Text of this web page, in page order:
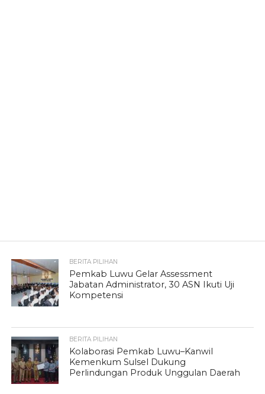
BERITA PILIHAN
Pemkab Luwu Gelar Assessment
Jabatan Administrator, 30 ASN Ikuti Uji
Kompetensi
BERITA PILIHAN
Kolaborasi Pemkab Luwu–Kanwil
Kemenkum Sulsel Dukung
Perlindungan Produk Unggulan Daerah